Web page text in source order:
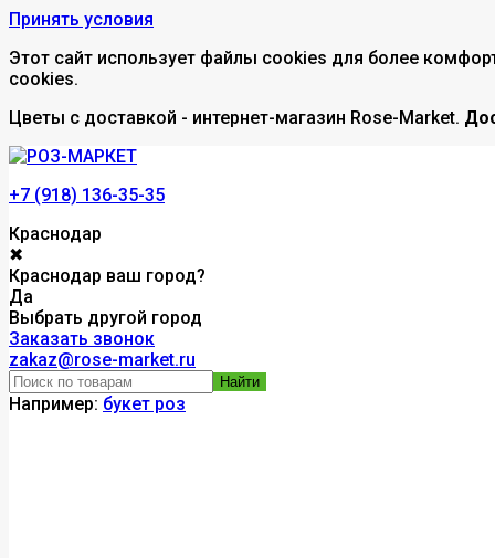
Принять условия
Этот сайт использует файлы cookies для более
cookies.
Цветы с доставкой - интернет-магазин Rose-Market.
+7 (918) 136-35-35
Краснодар
✖
Краснодар ваш город?
Да
Выбрать другой город
Заказать звонок
zakaz@rose-market.ru
Найти
Например: букет роз